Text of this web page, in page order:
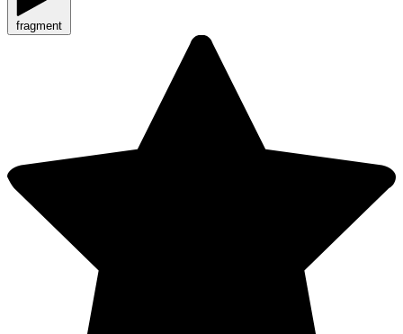
fragment